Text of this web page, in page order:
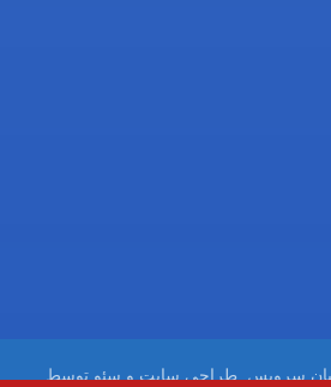
طراحی سایت و سئو توسط